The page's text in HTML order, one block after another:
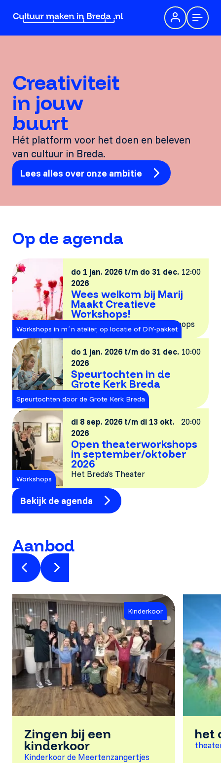
Creativiteit
in jouw
buurt
Hét platform voor het doen en beleven
van cultuur in Breda.
Lees alles over onze ambitie
Op de agenda
Marij Maakt, creatieve workshops
Wees welkom bij Marij
Maakt Creatieve
Workshops!
do 1 jan. 2026 t/m do 31 dec.
2026
12:00
Workshops in m´n atelier, op locatie of DIY-pakket
Speurtochten in de
Grote Kerk Breda
do 1 jan. 2026 t/m do 31 dec.
2026
10:00
Speurtochten door de Grote Kerk Breda
Het Breda's Theater
Open theaterworkshops
in september/oktober
2026
di 8 sep. 2026 t/m di 13 okt.
2026
20:00
Workshops
Bekijk de agenda
Aanbod
Kinderkoor de Meertenzangertjes
Zingen bij een
kinderkoor
Kinderkoor
het